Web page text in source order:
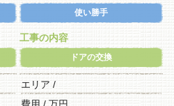
使い勝手
工事の内容
ドアの交換
エリア /